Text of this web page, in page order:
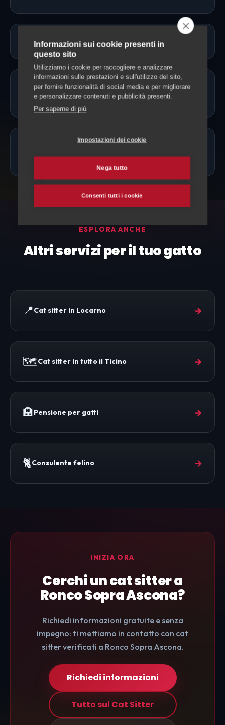
Il gatto resta a casa sua?
Il cat sitter può somministrare
farmaci?
Quanto costa un cat sitter a Ronco
Sopra Ascona?
ESPLORA ANCHE
Altri servizi per il tuo gatto
📍Cat sitter in Locarno →
🗺️Cat sitter in tutto il Ticino →
🏨Pensione per gatti →
🐈Consulente felino →
INIZIA ORA
Cerchi un cat sitter a
Ronco Sopra Ascona?
Richiedi informazioni gratuite e senza
impegno: ti mettiamo in contatto con cat
sitter verificati a Ronco Sopra Ascona.
Richiedi informazioni
Tutto sul Cat Sitter
Informazioni sui cookie presenti in
questo sito
Utilizziamo i cookie per raccogliere e analizzare
informazioni sulle prestazioni e sull'utilizzo del sito,
per fornire funzionalità di social media e per migliorare
e personalizzare contenuti e pubblicità presenti.
Per saperne di più
Impostazioni dei cookie
Nega tutto
Consenti tutti i cookie